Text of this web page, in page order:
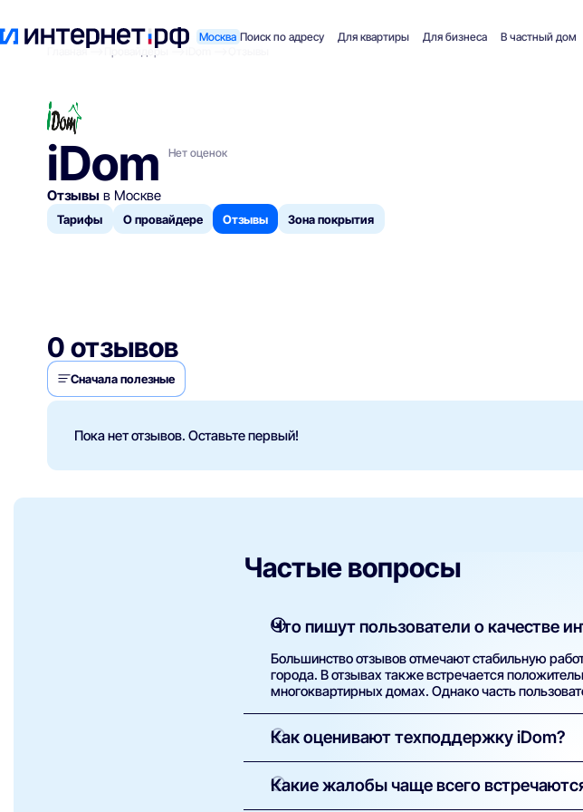
Москва Поиск по адресу Для квартиры Для бизнеса В частный дом
Главная Провайдеры
iDom
Отзывы в Москве
Нет оценок
Тарифы О провайдере Отзывы Зона покрытия
0 отзывов
Сначала полезные
Пока нет отзывов. Оставьте первый!
Частые вопросы
Что пишут пользователи о качестве
Большинство отзывов отмечают стабильную
города. В отзывах также встречается
многоквартирных домах. Однако часть
Как оценивают техподдержку iDom?
проблемами. В некоторых отзывах упоминают
Какие жалобы чаще всего